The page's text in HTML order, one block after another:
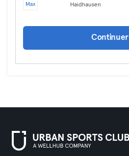
Max Haidhausen
Continuer